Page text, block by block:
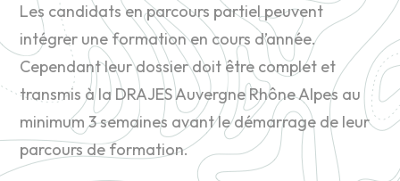
Les candidats en parcours partiel peuvent
intégrer une formation en cours d’année.
Cependant leur dossier doit être complet et
transmis à la DRAJES Auvergne Rhône Alpes au
minimum 3 semaines avant le démarrage de leur
parcours de formation.